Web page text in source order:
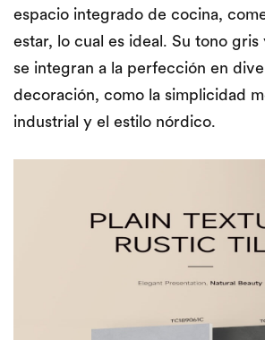
espacio integrado de cocina,
estar, lo cual es ideal. Su tono
se integran a la perfección en
decoración, como la simplicidad
industrial y el estilo nórdico.